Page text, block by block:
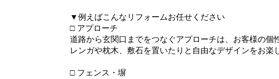
▼例えばこんなリフォームお任せください
□ アプローチ
道路から玄関口までをつなぐアプローチは、お客様の個
レンガや枕木、敷石を置いたりと自由なデザインをお楽
□ フェンス・塀